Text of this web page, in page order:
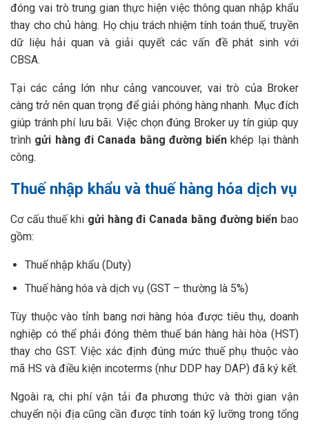
đóng vai trò trung gian thực hiện việc thông quan nhập khẩu
thay cho chủ hàng. Họ chịu trách nhiệm tính toán thuế, truyền
dữ liệu hải quan và giải quyết các vấn đề phát sinh với
CBSA.
Tại các cảng lớn như cảng vancouver, vai trò của Broker
càng trở nên quan trọng để giải phóng hàng nhanh. Mục đích
giúp tránh phí lưu bãi. Việc chọn đúng Broker uy tín giúp quy
trình gửi hàng đi Canada bằng đường biển khép lại thành
công.
Thuế nhập khẩu và thuế hàng hóa dịch vụ
Cơ cấu thuế khi gửi hàng đi Canada bằng đường biển bao
gồm:
Thuế nhập khẩu (Duty)
Thuế hàng hóa và dịch vụ (GST – thường là 5%)
Tùy thuộc vào tỉnh bang nơi hàng hóa được tiêu thụ, doanh
nghiệp có thể phải đóng thêm thuế bán hàng hài hòa (HST)
thay cho GST. Việc xác định đúng mức thuế phụ thuộc vào
mã HS và điều kiện incoterms (như DDP hay DAP) đã ký kết.
Ngoài ra, chi phí vận tải đa phương thức và thời gian vận
chuyển nội địa cũng cần được tính toán kỹ lưỡng trong tổng